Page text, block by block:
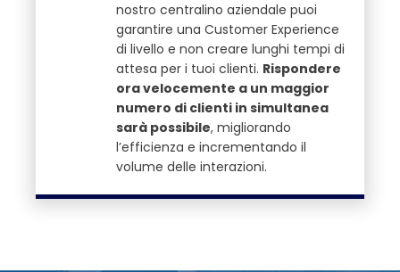
nostro centralino aziendale puoi
garantire una Customer Experience
di livello e non creare lunghi tempi di
attesa per i tuoi clienti. Rispondere
ora velocemente a un maggior
numero di clienti in simultanea
sarà possibile, migliorando
l’efficienza e incrementando il
volume delle interazioni.